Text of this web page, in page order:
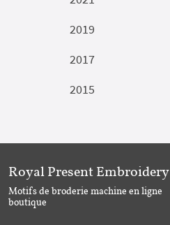
2019
2017
2015
Royal Present Embroidery
Motifs de broderie machine en ligne
boutique